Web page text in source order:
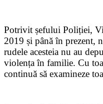
Potrivit șefului Poliției,
2019 și până în prezent,
rudele acesteia nu au
violența în familie. Cu
continuă să examineze